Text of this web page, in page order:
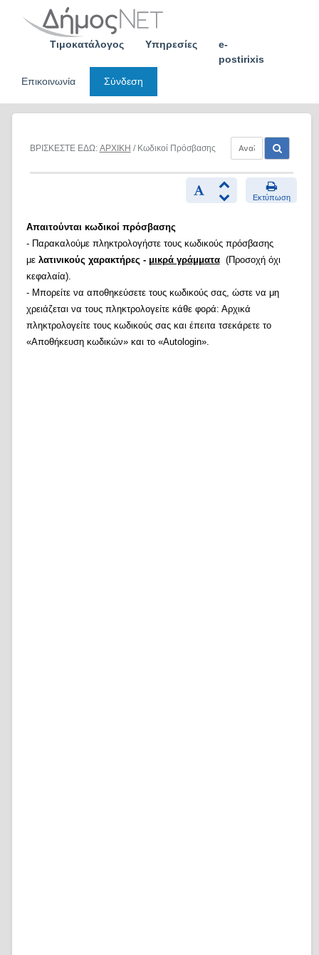
Τιμοκατάλογος Υπηρεσίες
e-
postirixis
Επικοινωνία
Σύνδεση
ΒΡΙΣΚΕΣΤΕ ΕΔΩ: ΑΡΧΙΚΗ / Κωδικοί Πρόσβασης
Εκτύπωση
Απαιτούνται κωδικοί πρόσβασης
- Παρακαλούμε πληκτρολογήστε τους κωδικούς πρόσβασης
με λατινικούς χαρακτήρες - μικρά γράμματα(Προσοχή όχι
κεφαλαία).
- Μπορείτε να αποθηκεύσετε τους κωδικούς σας, ώστε να μη
χρειάζεται να τους πληκτρολογείτε κάθε φορά: Αρχικά
πληκτρολογείτε τους κωδικούς σας και έπειτα τσεκάρετε το
«Αποθήκευση κωδικών» και το «Autologin».